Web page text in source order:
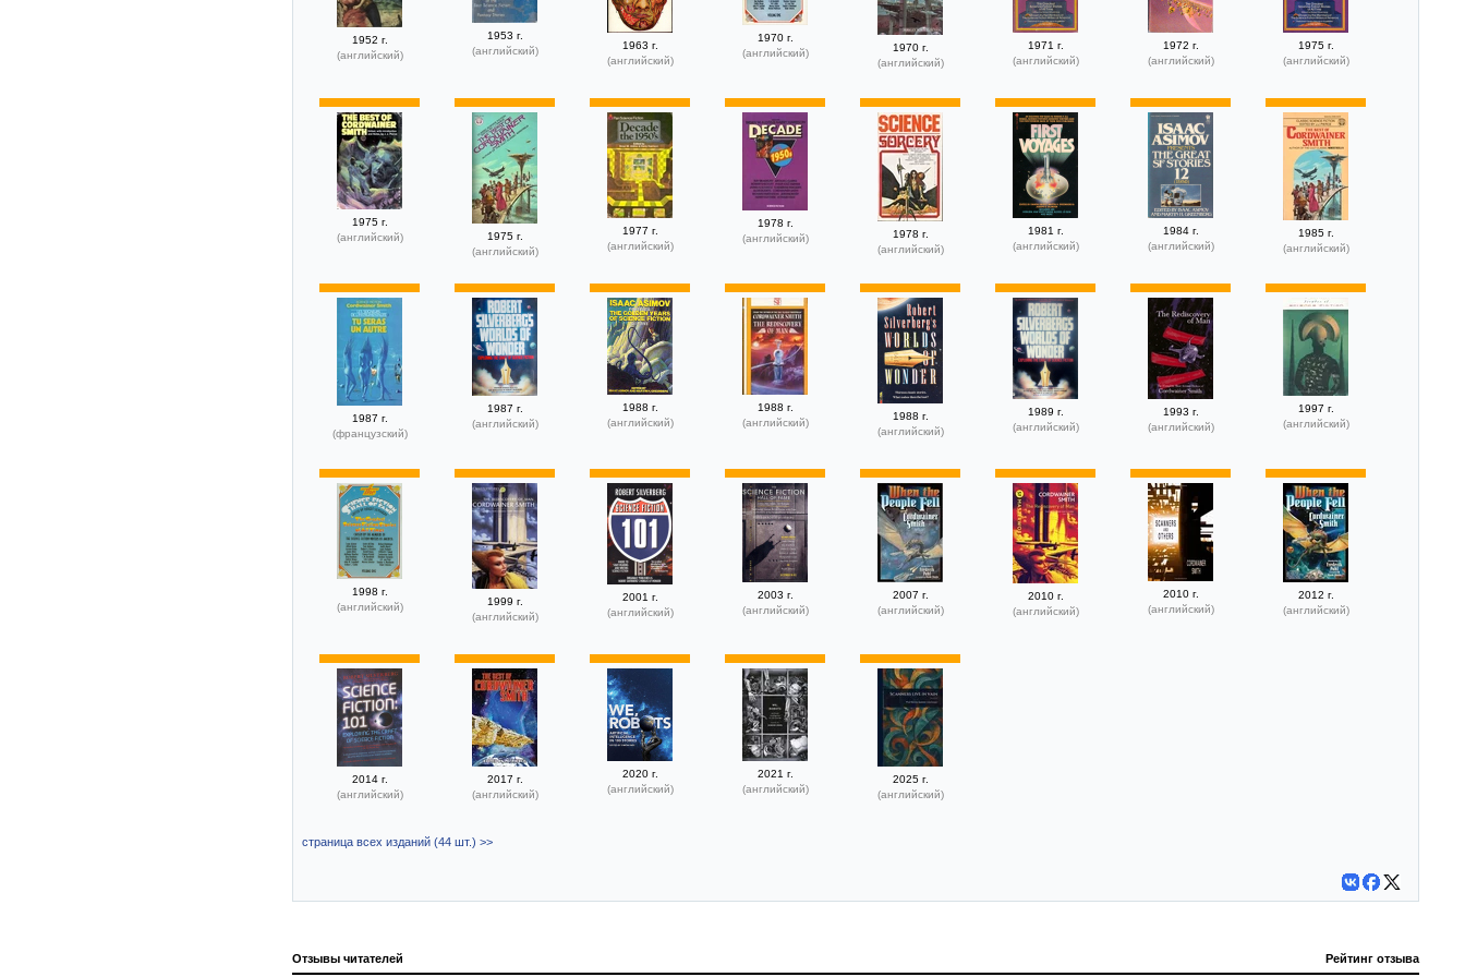
1952 г.
(английский)
1953 г.
(английский)
1963 г.
(английский)
1970 г.
(английский)
1970 г.
(английский)
1971 г.
(английский)
1972 г.
(английский)
1975 г.
(английский)
1975 г.
(английский)
1975 г.
(английский)
1977 г.
(английский)
1978 г.
(английский)
1978 г.
(английский)
1981 г.
(английский)
1984 г.
(английский)
1985 г.
(английский)
1987 г.
(французский)
1987 г.
(английский)
1988 г.
(английский)
1988 г.
(английский)
1988 г.
(английский)
1989 г.
(английский)
1993 г.
(английский)
1997 г.
(английский)
1998 г.
(английский)
1999 г.
(английский)
2001 г.
(английский)
2003 г.
(английский)
2007 г.
(английский)
2010 г.
(английский)
2010 г.
(английский)
2012 г.
(английский)
2014 г.
(английский)
2017 г.
(английский)
2020 г.
(английский)
2021 г.
(английский)
2025 г.
(английский)
страница всех изданий (44 шт.) >>
Отзывы читателей Рейтинг отзыва